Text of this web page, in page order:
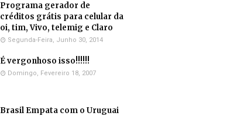
Programa gerador de
créditos grátis para celular da
oi, tim, Vivo, telemig e Claro
Segunda-Feira, Junho 30, 2014
É vergonhoso isso!!!!!!
Domingo, Fevereiro 18, 2007
Brasil Empata com o Uruguai